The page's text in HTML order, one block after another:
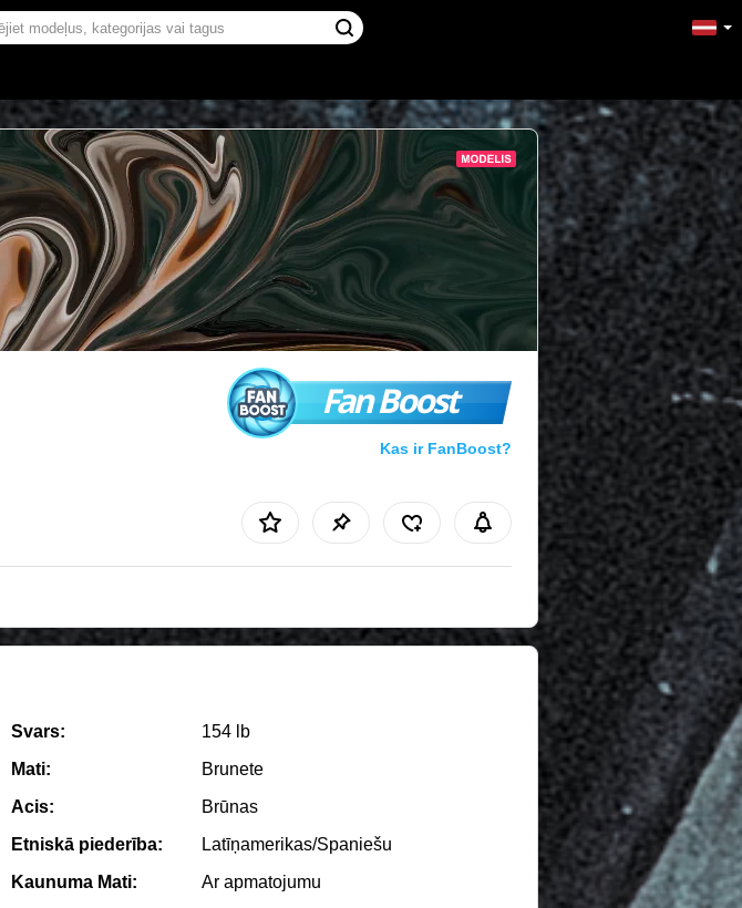
Fan Boost
Kas ir FanBoost?
Svars:
154 lb
Mati:
Brunete
Acis:
Brūnas
Etniskā piederība:
Latīņamerikas/Spaniešu
Kaunuma Mati:
Ar apmatojumu